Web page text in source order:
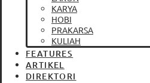
KARYA
HOBI
PRAKARSA
KULIAH
FEATURES
ARTIKEL
DIREKTORI